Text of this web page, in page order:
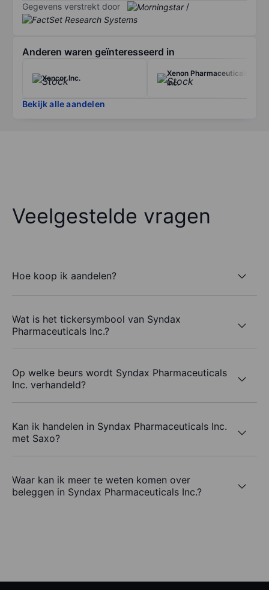
Gegevens verstrekt door /
Anderen waren geïnteresseerd in
Xencor Inc.
Xenon Pharmaceuticals
Inc.
Bekijk alle aandelen
Veelgestelde vragen
Hoe koop ik aandelen?
Wat is het tickersymbool van Syndax
Pharmaceuticals Inc.?
Op welke beurs wordt Syndax Pharmaceuticals
Inc. verhandeld?
Kan ik handelen in Syndax Pharmaceuticals Inc.
met Saxo?
Waar kan ik meer te weten komen over
beleggen in Syndax Pharmaceuticals Inc.?